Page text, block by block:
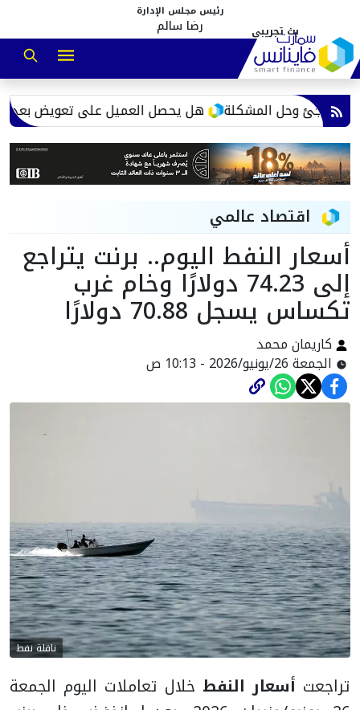
رئيس مجلس الإدارة
رضا سالم
هل يحصل العميل على تعويض بعد وحل المشكلة
اقتصاد عالمي
أسعار النفط اليوم.. برنت يتراجع
إلى 74.23 دولارًا وخام غرب
تكساس يسجل 70.88 دولارًا
كاريمان محمد
الجمعة 26/يونيو/2026 - 10:13 ص
ناقلة نفط
تراجعت أسعار النفط خلال تعاملات اليوم الجمعة